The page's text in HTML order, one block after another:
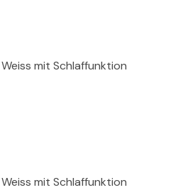
mit Schlaffunktion
mit Schlaffunktion